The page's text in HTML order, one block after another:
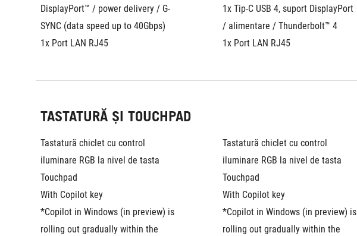
DisplayPort™ / power delivery / G-
SYNC (data speed up to 40Gbps)
1x Port LAN RJ45
1x Tip-C USB 4, suport DisplayPort
/ alimentare / Thunderbolt™ 4
1x Port LAN RJ45
TASTATURĂ ȘI TOUCHPAD
Tastatură chiclet cu control
iluminare RGB la nivel de tasta
Touchpad
With Copilot key
*Copilot in Windows (in preview) is
rolling out gradually within the
Tastatură chiclet cu control
iluminare RGB la nivel de tasta
Touchpad
With Copilot key
*Copilot in Windows (in preview) is
rolling out gradually within the